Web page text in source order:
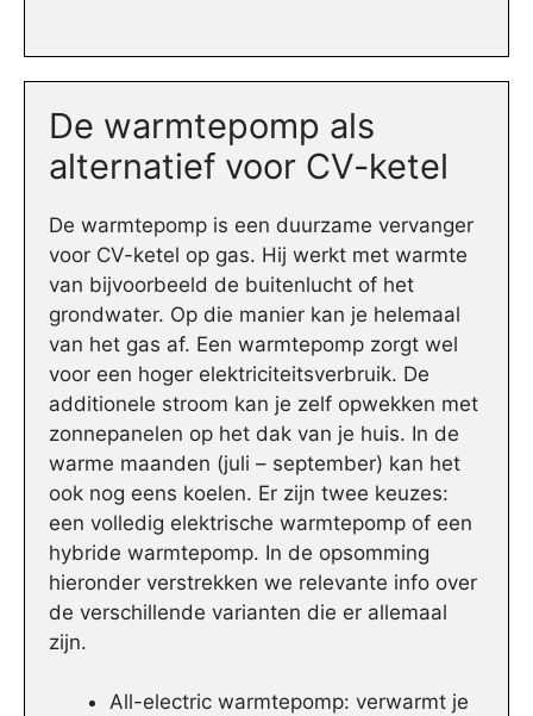
De warmtepomp als
alternatief voor CV-ketel
De warmtepomp is een duurzame vervanger
voor CV-ketel op gas. Hij werkt met warmte
van bijvoorbeeld de buitenlucht of het
grondwater. Op die manier kan je helemaal
van het gas af. Een warmtepomp zorgt wel
voor een hoger elektriciteitsverbruik. De
additionele stroom kan je zelf opwekken met
zonnepanelen op het dak van je huis. In de
warme maanden (juli – september) kan het
ook nog eens koelen. Er zijn twee keuzes:
een volledig elektrische warmtepomp of een
hybride warmtepomp. In de opsomming
hieronder verstrekken we relevante info over
de verschillende varianten die er allemaal
zijn.
All-electric warmtepomp: verwarmt je